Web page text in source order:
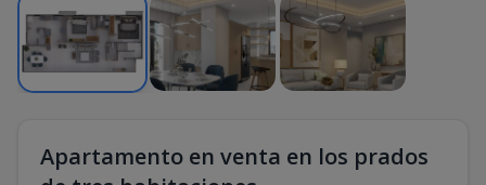
Apartamento en venta en los prados